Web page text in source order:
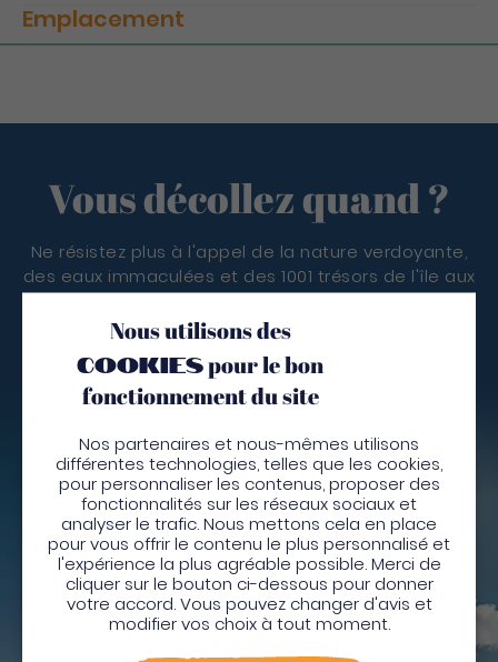
Emplacement
Vous décollez quand ?
Ne résistez plus à l'appel de la nature verdoyante,
des eaux immaculées et des 1001 trésors de l'île aux
fleurs. La Martinique n'attend que vous !
Je pars
Depuis
Rechercher
Bienvenue en Martinique
Pour profiter de votre séjour et trouver des
activités en quelques clics, activez le mode “sur
place”.
Utiliser le mode surplace
Nous utilisons des
cookiespour le bon
fonctionnement du site
Nos partenaires et nous-mêmes utilisons
différentes technologies, telles que les cookies,
pour personnaliser les contenus, proposer des
fonctionnalités sur les réseaux sociaux et
analyser le trafic. Nous mettons cela en place
pour vous offrir le contenu le plus personnalisé et
l'expérience la plus agréable possible. Merci de
cliquer sur le bouton ci-dessous pour donner
votre accord. Vous pouvez changer d'avis et
modifier vos choix à tout moment.